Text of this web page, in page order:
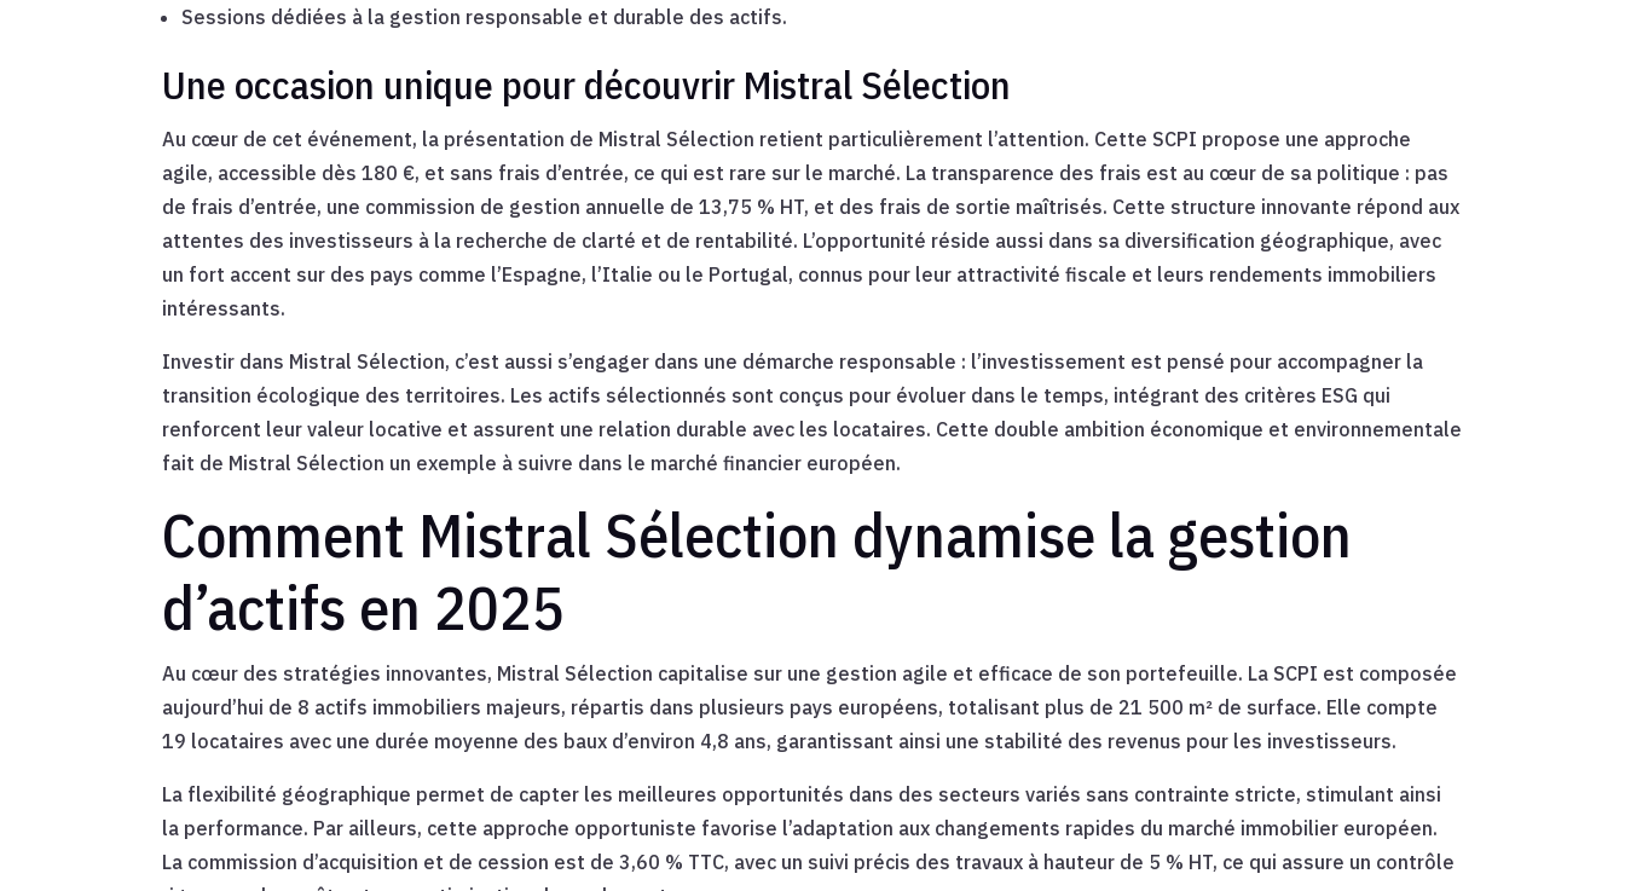
Sessions dédiées à la gestion responsable et durable des actifs.
Une occasion unique pour découvrir Mistral Sélection
Au cœur de cet événement, la présentation de Mistral Sélection retient particulièrement l’attention. Cette SCPI propose une approche
agile, accessible dès 180 €, et sans frais d’entrée, ce qui est rare sur le marché. La transparence des frais est au cœur de sa politique : pas
de frais d’entrée, une commission de gestion annuelle de 13,75 % HT, et des frais de sortie maîtrisés. Cette structure innovante répond aux
attentes des investisseurs à la recherche de clarté et de rentabilité. L’opportunité réside aussi dans sa diversification géographique, avec
un fort accent sur des pays comme l’Espagne, l’Italie ou le Portugal, connus pour leur attractivité fiscale et leurs rendements immobiliers
intéressants.
Investir dans Mistral Sélection, c’est aussi s’engager dans une démarche responsable : l’investissement est pensé pour accompagner la
transition écologique des territoires. Les actifs sélectionnés sont conçus pour évoluer dans le temps, intégrant des critères ESG qui
renforcent leur valeur locative et assurent une relation durable avec les locataires. Cette double ambition économique et environnementale
fait de Mistral Sélection un exemple à suivre dans le marché financier européen.
Comment Mistral Sélection dynamise la gestion
d’actifs en 2025
Au cœur des stratégies innovantes, Mistral Sélection capitalise sur une gestion agile et efficace de son portefeuille. La SCPI est composée
aujourd’hui de 8 actifs immobiliers majeurs, répartis dans plusieurs pays européens, totalisant plus de 21 500 m² de surface. Elle compte
19 locataires avec une durée moyenne des baux d’environ 4,8 ans, garantissant ainsi une stabilité des revenus pour les investisseurs.
La flexibilité géographique permet de capter les meilleures opportunités dans des secteurs variés sans contrainte stricte, stimulant ainsi
la performance. Par ailleurs, cette approche opportuniste favorise l’adaptation aux changements rapides du marché immobilier européen.
La commission d’acquisition et de cession est de 3,60 % TTC, avec un suivi précis des travaux à hauteur de 5 % HT, ce qui assure un contrôle